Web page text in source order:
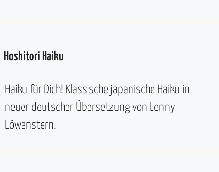
Hoshitori Haiku
Haiku für Dich! Klassische japanische Haiku in
neuer deutscher Übersetzung von Lenny
Löwenstern.